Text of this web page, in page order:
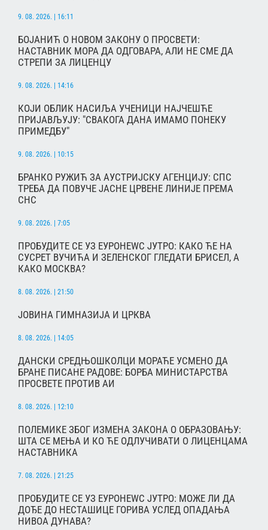
9. 08. 2026. | 16:11
БОЈАНИЋ О НОВОМ ЗАКОНУ О ПРОСВЕТИ:
НАСТАВНИК МОРА ДА ОДГОВАРА, АЛИ НЕ СМЕ ДА
СТРЕПИ ЗА ЛИЦЕНЦУ
9. 08. 2026. | 14:16
КОЈИ ОБЛИК НАСИЉА УЧЕНИЦИ НАЈЧЕШЋЕ
ПРИЈАВЉУЈУ: "СВАКОГА ДАНА ИМАМО ПОНЕКУ
ПРИМЕДБУ"
9. 08. 2026. | 10:15
БРАНКО РУЖИЋ ЗА АУСТРИЈСКУ АГЕНЦИЈУ: СПС
ТРЕБА ДА ПОВУЧЕ ЈАСНЕ ЦРВЕНЕ ЛИНИЈЕ ПРЕМА
СНС
9. 08. 2026. | 7:05
ПРОБУДИТЕ СЕ УЗ ЕУРОНЕWС ЈУТРО: КАКО ЋЕ НА
СУСРЕТ ВУЧИЋА И ЗЕЛЕНСКОГ ГЛЕДАТИ БРИСЕЛ, А
КАКО МОСКВА?
8. 08. 2026. | 21:50
ЈОВИНА ГИМНАЗИЈА И ЦРКВА
8. 08. 2026. | 14:05
ДАНСКИ СРЕДЊОШКОЛЦИ МОРАЋЕ УСМЕНО ДА
БРАНЕ ПИСАНЕ РАДОВЕ: БОРБА МИНИСТАРСТВА
ПРОСВЕТЕ ПРОТИВ АИ
8. 08. 2026. | 12:10
ПОЛЕМИКЕ ЗБОГ ИЗМЕНА ЗАКОНА О ОБРАЗОВАЊУ:
ШТА СЕ МЕЊА И КО ЋЕ ОДЛУЧИВАТИ О ЛИЦЕНЦАМА
НАСТАВНИКА
7. 08. 2026. | 21:25
ПРОБУДИТЕ СЕ УЗ ЕУРОНЕWС ЈУТРО: МОЖЕ ЛИ ДА
ДОЂЕ ДО НЕСТАШИЦЕ ГОРИВА УСЛЕД ОПАДАЊА
НИВОА ДУНАВА?